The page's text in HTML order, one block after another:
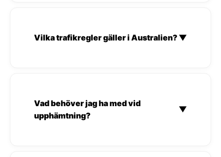
Vilka trafikregler gäller i Australien? ▼
Vad behöver jag ha med vid
upphämtning?
▼